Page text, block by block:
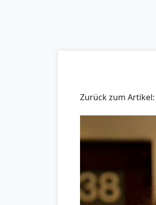
Zurück zum Artikel: